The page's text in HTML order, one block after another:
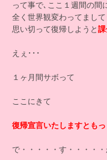
って事で､ここ１週間の間
全く世界観変わってまして
思い切って復帰しようと
えぇ･･･
１ヶ月間サボって
ここにきて
復帰宣言いたしますともっ
で・・・・・す・・・・・